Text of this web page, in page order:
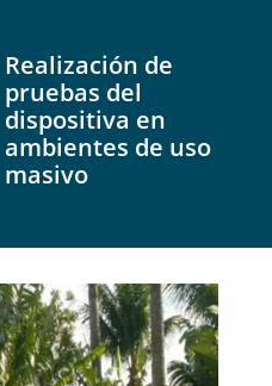
Realización de
pruebas del
dispositiva en
ambientes de uso
masivo